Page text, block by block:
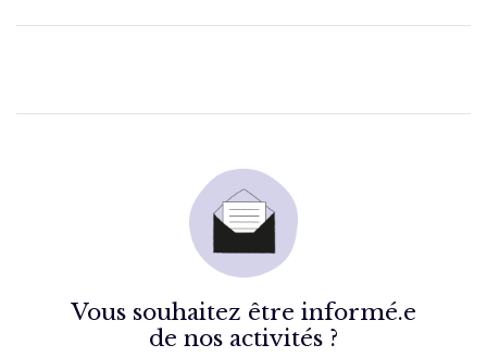
Vous souhaitez être informé.e
de nos activités ?